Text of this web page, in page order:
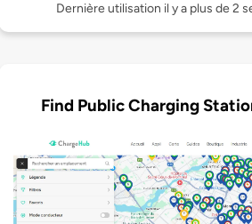
Dernière utilisation il y a plus de 2
Find Public Charging